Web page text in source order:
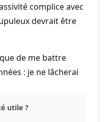
complice avec
devrait être
de me battre
: je ne lâcherai
utile ?